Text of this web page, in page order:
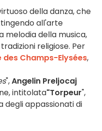
della danza, che
all'arte
della musica,
religiose. Per
des Champs-Elysées,
",Angelin Preljocaj
intitolata"Torpeur",
degli appassionati di